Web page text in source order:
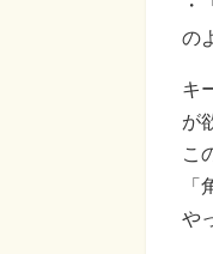
・
の
キ
が
こ
や